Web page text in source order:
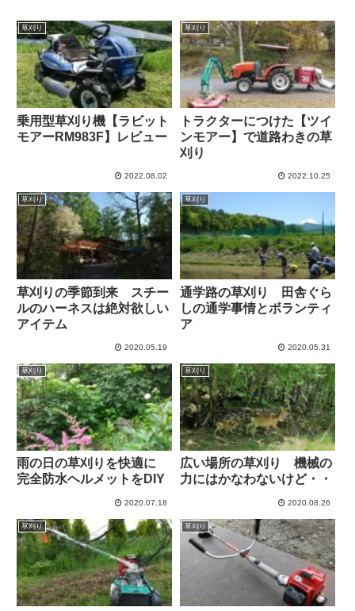
草刈り
乗用型草刈り機【ラビット
モアーRM983F】レビュー
2022.08.02
草刈り
トラクターにつけた【ツイ
ンモアー】で道路わきの草
刈り
2022.10.25
草刈り
草刈りの季節到来 スチー
ルのハーネスは絶対欲しい
アイテム
2020.05.19
草刈り
通学路の草刈り 田舎ぐら
しの通学事情とボランティ
ア
2020.05.31
草刈り
雨の日の草刈りを快適に
完全防水ヘルメットをDIY
2020.07.18
草刈り
広い場所の草刈り 機械の
力にはかなわないけど・・
2020.08.26
草刈り 草刈り